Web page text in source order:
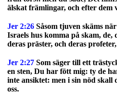
älskat främlingar, och efter dem
Jer 2:26 Såsom tjuven skäms
Israels hus komma på skam,
deras präster, och deras profeter,
Jer 2:27 Som säger till ett
en sten, Du har fött mig: ty de
inte ansiktet: men i sin nöd skall
oss.